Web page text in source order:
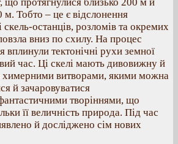
Тобто – це є відслонення
скель-останців, розломів та окремих
вниз по схилу. На процес
вплинули тектонічні рухи земної
час. Ці скелі мають дивовижну й
химерними витворами, якими можна
й зачаровуватися
творіннями, що
її величність природа. Під час
й досліджено сім нових